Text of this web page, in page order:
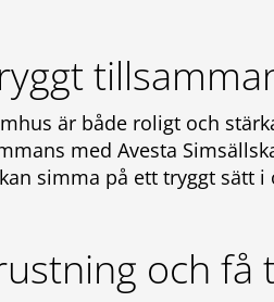
är både roligt och
med Avesta
simma på ett tryggt sätt i
och få